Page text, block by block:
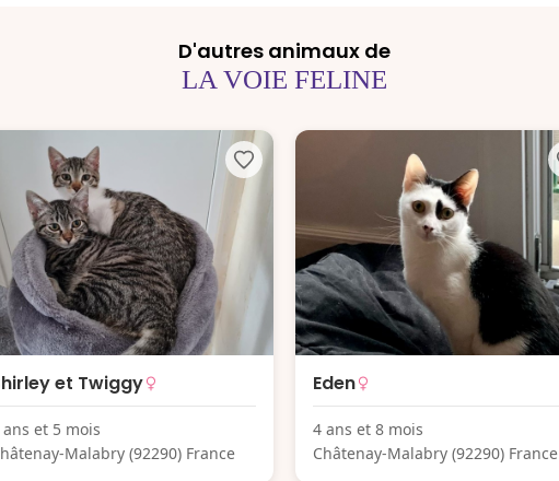
D'autres animaux de
LA VOIE FELINE
et Twiggy
ans et 5 mois
Malabry (92290) France
Eden
4 ans et 8 mois
Châtenay-Malabry (92290) France